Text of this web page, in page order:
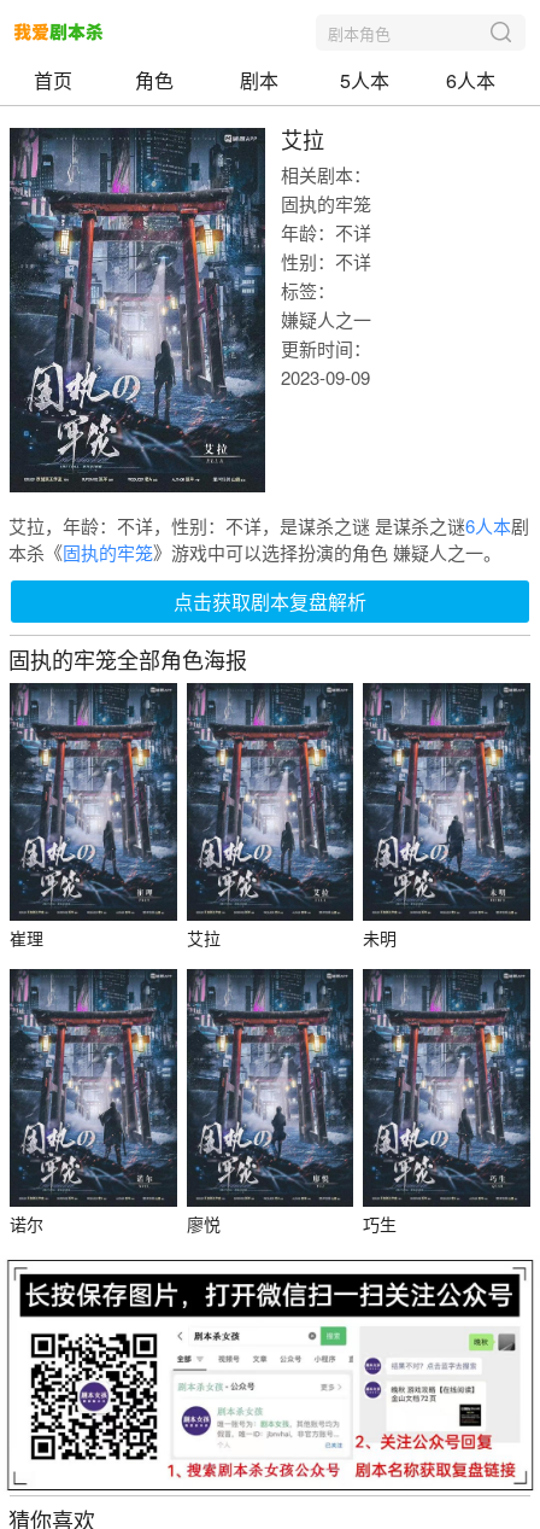
我爱剧本
杀
剧本角色
首页 角色 剧本 5人本 6人本
艾拉
相关剧本：
固执的牢笼
年龄：不详
性别：不详
标签：
嫌疑人之一
更新时间：
2023-09-09
艾拉，年龄：不详，性别：不详，是谋杀之谜 是谋杀之谜6人本剧
本杀《固执的牢笼》游戏中可以选择扮演的角色 嫌疑人之一。
点击获取剧本复盘解析
固执的牢笼全部角色海报
崔理 艾拉 未明
诺尔 廖悦 巧生
猜你喜欢